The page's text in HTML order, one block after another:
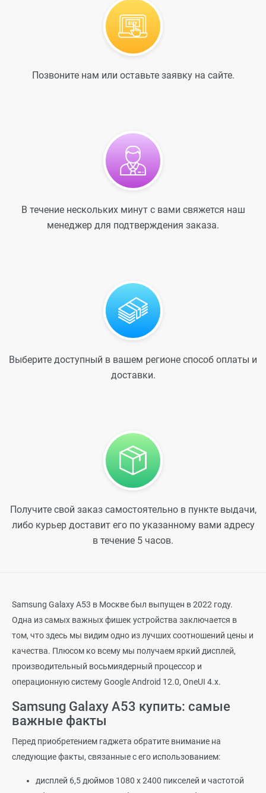
Позвоните нам или оставьте заявку на сайте.
В течение нескольких минут с вами свяжется наш
менеджер для подтверждения заказа.
Выберите доступный в вашем регионе способ оплаты и
доставки.
Получите свой заказ самостоятельно в пункте выдачи,
либо курьер доставит его по указанному вами адресу
в течение 5 часов.
Samsung Galaxy A53 в Москве был выпущен в 2022 году.
Одна из самых важных фишек устройства заключается в
том, что здесь мы видим одно из лучших соотношений цены и
качества. Плюсом ко всему мы получаем яркий дисплей,
производительный восьмиядерный процессор и
операционную систему Google Android 12.0, OneUI 4.x.
Samsung Galaxy A53 купить: самые
важные факты
Перед приобретением гаджета обратите внимание на
следующие факты, связанные с его использованием:
дисплей 6,5 дюймов 1080 х 2400 пикселей и частотой